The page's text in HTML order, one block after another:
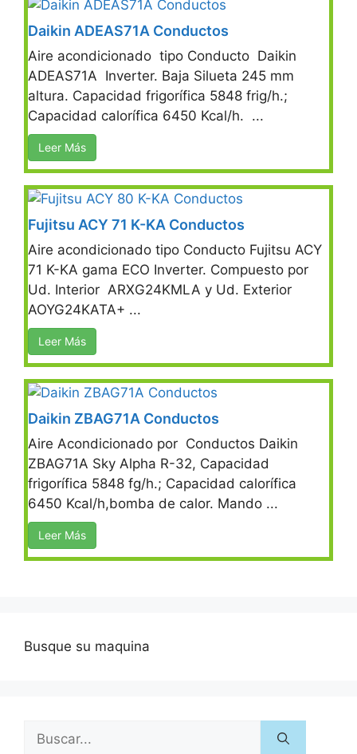
Daikin ADEAS71A Conductos
Aire acondicionado tipo Conducto Daikin
ADEAS71A Inverter. Baja Silueta 245 mm
altura. Capacidad frigorífica 5848 frig/h.;
Capacidad calorífica 6450 Kcal/h. ...
Leer Más
Fujitsu ACY 71 K-KA Conductos
Aire acondicionado tipo Conducto Fujitsu ACY
71 K-KA gama ECO Inverter. Compuesto por
Ud. Interior ARXG24KMLA y Ud. Exterior
AOYG24KATA+ ...
Leer Más
Daikin ZBAG71A Conductos
Aire Acondicionado por Conductos Daikin
ZBAG71A Sky Alpha R-32, Capacidad
frigorífica 5848 fg/h.; Capacidad calorífica
6450 Kcal/h,bomba de calor. Mando ...
Leer Más
Busque su maquina